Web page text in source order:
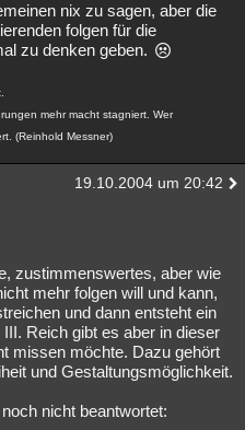
nix zu sagen, aber die
folgen für die
zu denken geben.
mehr macht stagniert. Wer
(Reinhold Messner)
19.10.2004 um 20:42
zustimmenswertes, aber wie
mehr folgen will und kann,
und dann entsteht ein
Reich gibt es aber in dieser
missen möchte. Dazu gehört
und Gestaltungsmöglichkeit.
nicht beantwortet: